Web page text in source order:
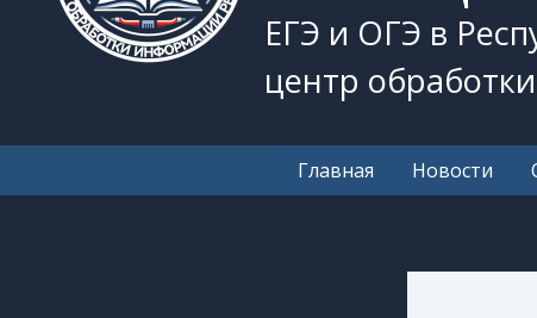
ЕГЭ и ОГЭ в
центр
Главная Новости